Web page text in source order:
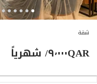
شقة
QAR٩٬٠٠٠/ شهرياً